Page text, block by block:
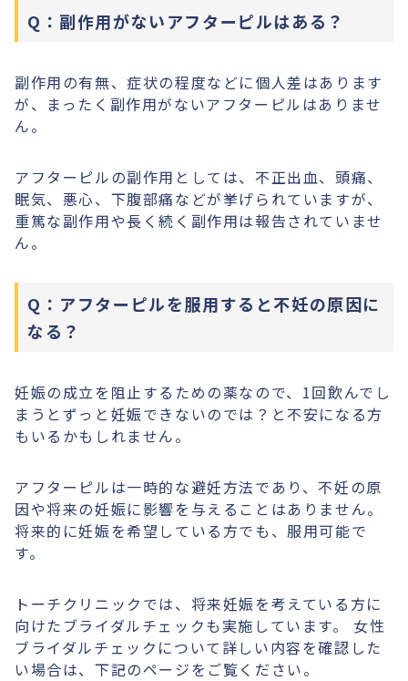
Q：副作用がないアフターピルはある？
副作用の有無、症状の程度などに個人差はあります
が、まったく副作用がないアフターピルはありませ
ん。
アフターピルの副作用としては、不正出血、頭痛、
眠気、悪心、下腹部痛などが挙げられていますが、
重篤な副作用や長く続く副作用は報告されていませ
ん。
Q：アフターピルを服用すると不妊の原因に
なる？
妊娠の成立を阻止するための薬なので、1回飲んでし
まうとずっと妊娠できないのでは？と不安になる方
もいるかもしれません。
アフターピルは一時的な避妊方法であり、不妊の原
因や将来の妊娠に影響を与えることはありません。
将来的に妊娠を希望している方でも、服用可能で
す。
トーチクリニックでは、将来妊娠を考えている方に
向けたブライダルチェックも実施しています。 女性
ブライダルチェックについて詳しい内容を確認した
い場合は、下記のページをご覧ください。